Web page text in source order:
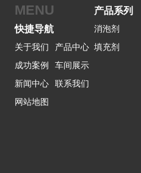
MENU
快捷导航
关于我们
产品中心
成功案例
车间展示
新闻中心 联系我们
网站地图
产品系列
消泡剂
填充剂